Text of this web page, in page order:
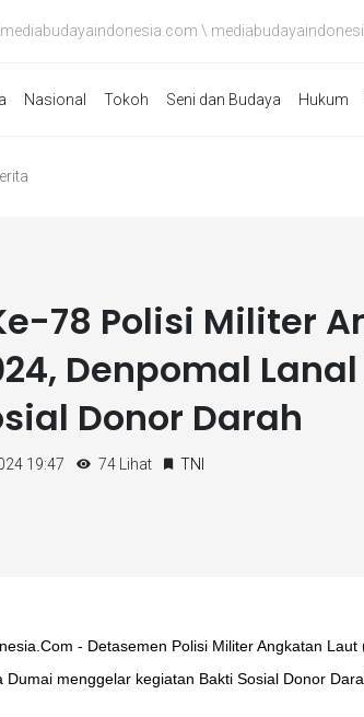
\
Nasional Tokoh Seni dan Budaya Hukum
78 Polisi Militer
Denpomal
Donor Darah
19:47 74 Lihat TNI
- Detasemen Polisi Militer Angkatan
menggelar kegiatan Bakti Sosial Donor